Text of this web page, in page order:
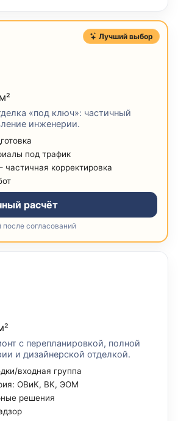
Лучший выбор
«под ключ»: частичный
инженерии.
под трафик
корректировка
расчёт
после согласований
с перепланировкой, полной
и дизайнерской отделкой.
входная группа
ОВиК, ВК, ЭОМ
решения